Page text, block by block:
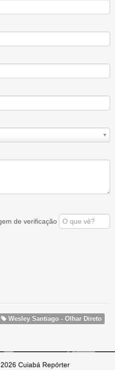
Wesley Santiago - Olhar Direto
Cuiabá Repórter